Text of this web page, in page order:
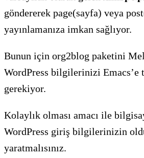
göndererek page(sayfa) veya
yayınlamanıza imkan sağlıyor.
Bunun için org2blog paketini
WordPress bilgilerinizi Emacs’e
gerekiyor.
Kolaylık olması amacı ile
WordPress giriş bilgilerinizin
yaratmalısınız.